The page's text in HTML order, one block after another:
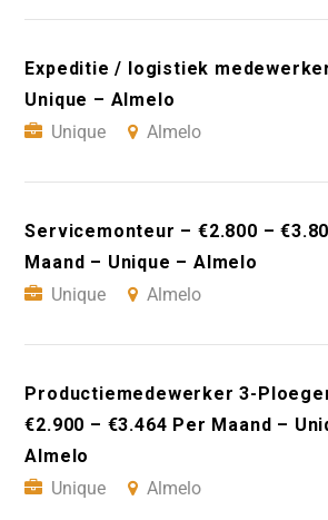
Expeditie / logistiek
Unique – Almelo
Unique
Almelo
Servicemonteur – €2.800 –
Maand – Unique – Almelo
Unique
Almelo
Productiemedewerker 3-
€2.900 – €3.464 Per Maand –
Almelo
Unique
Almelo